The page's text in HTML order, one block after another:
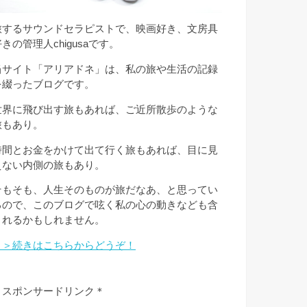
するサウンドセラピストで、映画好き、文房具
の管理人chigusaです。
サイト「アリアドネ」は、私の旅や生活の記録
ったブログです。
界に飛び出す旅もあれば、ご近所散歩のような
あり。
間とお金をかけて出て行く旅もあれば、目に見
い内側の旅もあり。
もそも、人生そのものが旅だなあ、と思ってい
ので、このブログで呟く私の心の動きなども含
るかもしれません。
＞続きはこちらからどうぞ！
スポンサードリンク＊